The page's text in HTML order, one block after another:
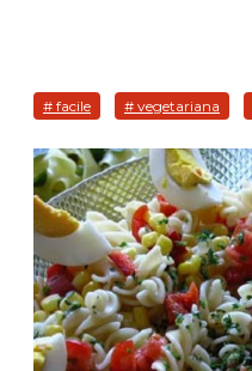
# facile # vegetariana